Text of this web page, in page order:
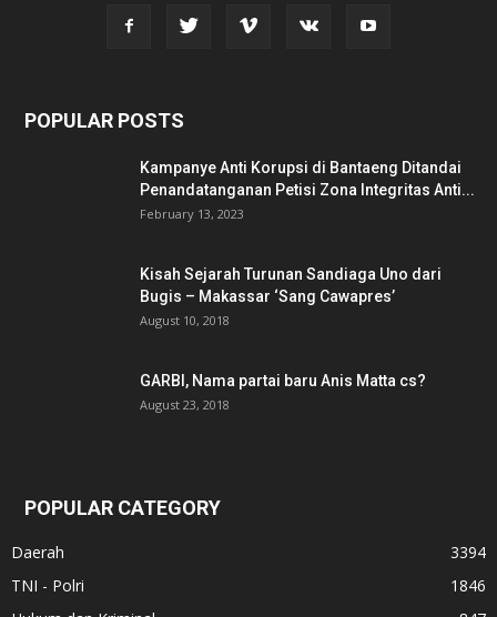
POPULAR POSTS
Kampanye Anti Korupsi di Bantaeng Ditandai
Penandatanganan Petisi Zona Integritas Anti...
February 13, 2023
Kisah Sejarah Turunan Sandiaga Uno dari
Bugis – Makassar ‘Sang Cawapres’
August 10, 2018
GARBI, Nama partai baru Anis Matta cs?
August 23, 2018
POPULAR CATEGORY
Daerah
3394
TNI - Polri
1846